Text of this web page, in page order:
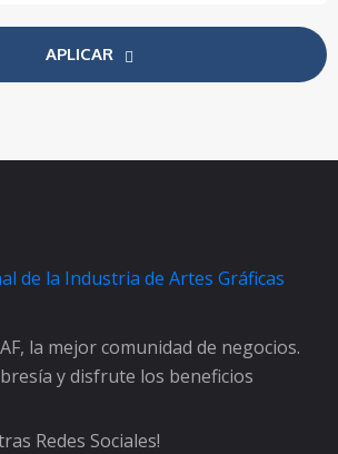
APLICAR
la mejor comunidad de negocios.
y disfrute los beneficios
Redes Sociales!